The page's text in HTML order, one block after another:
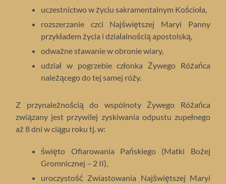
uczestnictwo w życiu sakramentalnym Kościoła,
rozszerzanie czci Najświętszej Maryi Panny
przykładem życia i działalnością apostolską,
odważne stawanie w obronie wiary,
udział w pogrzebie członka Żywego Różańca
należącego do tej samej róży.
Z przynależnością do wspólnoty Żywego Różańca
związany jest przywilej zyskiwania odpustu zupełnego
aż 8 dni w ciągu roku tj. w:
święto Ofiarowania Pańskiego (Matki Bożej
Gromnicznej – 2 II),
uroczystość Zwiastowania Najświętszej Maryi